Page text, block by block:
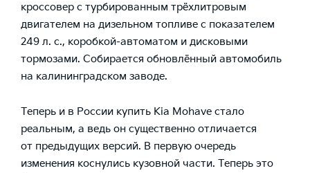
кроссовер с турбированным трёхлитровым
двигателем на дизельном топливе с показателем
249 л. с., коробкой-автоматом и дисковыми
тормозами. Собирается обновлённый автомобиль
на калининградском заводе.
Теперь и в России купить Kia Mohave стало
реальным, а ведь он существенно отличается
от предыдущих версий. В первую очередь
изменения коснулись кузовной части. Теперь это